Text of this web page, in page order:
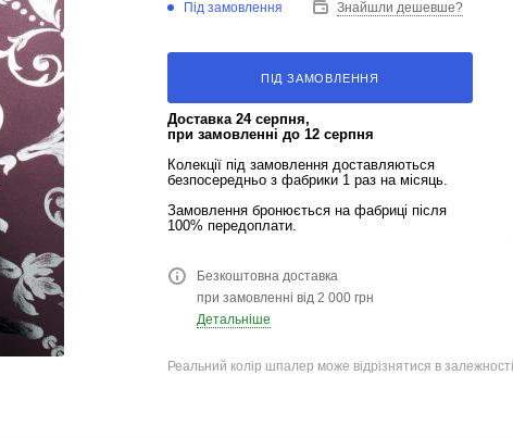
Під замовлення Знайшли дешевше?
ПІД ЗАМОВЛЕННЯ
Доставка 24 серпня,
при замовленні до 12 серпня
Колекції під замовлення доставляються
безпосередньо з фабрики 1 раз на місяць.
Замовлення бронюється на фабриці після
100% передоплати.
Безкоштовна доставка
при замовленні від 2 000 грн
Детальніше
Реальний колір шпалер може відрізнятися в